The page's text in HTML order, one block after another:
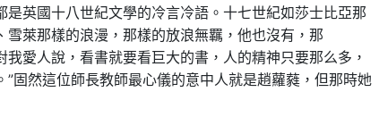
英國十八世紀文學的冷言冷語。十七世紀如莎士比亞那
萊那樣的浪漫，那樣的放浪無羈，他也沒有，那
愛人說，看書就要看巨大的書，人的精神只要那么多，
固然這位師長教師最心儀的意中人就是趙蘿蕤，但那時她